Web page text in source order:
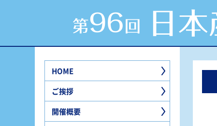
HOME
ご挨拶
開催概要